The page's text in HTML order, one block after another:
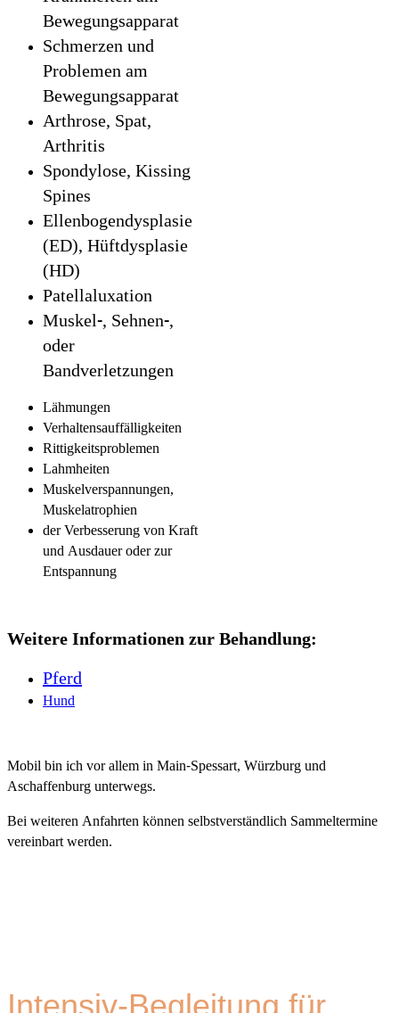
Bewegungsapparat
Schmerzen und
Problemen am
Bewegungsapparat
Arthrose, Spat,
Arthritis
Spondylose, Kissing
Spines
Ellenbogendysplasie
(ED), Hüftdysplasie
(HD)
Patellaluxation
Muskel-, Sehnen-,
oder
Bandverletzungen
Lähmungen
Verhaltensauffälligkeiten
Rittigkeitsproblemen
Lahmheiten
Muskelverspannungen,
Muskelatrophien
der Verbesserung von Kraft
und Ausdauer oder zur
Entspannung
Weitere Informationen zur Behandlung:
Pferd
Hund
Mobil bin ich vor allem in Main-Spessart, Würzburg und
Aschaffenburg unterwegs.
Bei weiteren Anfahrten können selbstverständlich Sammeltermine
vereinbart werden.
Intensiv-Begleitung für